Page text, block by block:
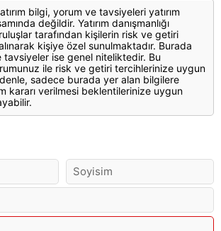
bilgi, yorum ve tavsiyeleri yatırım
değildir. Yatırım danışmanlığı
tarafından kişilerin risk ve getiri
kişiye özel sunulmaktadır. Burada
tavsiyeler ise genel niteliktedir. Bu
ile risk ve getiri tercihlerinize uygun
sadece burada yer alan bilgilere
kararı verilmesi beklentilerinize uygun